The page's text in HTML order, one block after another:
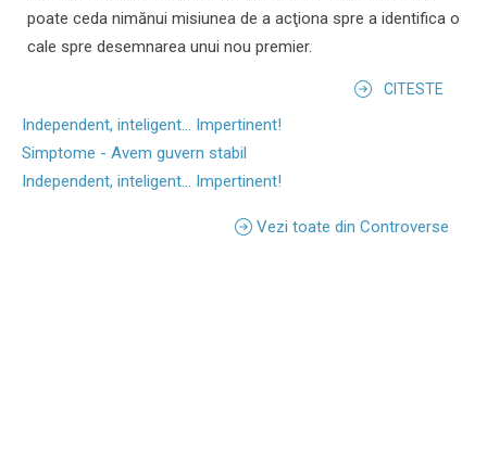
poate ceda nimănui misiunea de a acţiona spre a identifica o
cale spre desemnarea unui nou premier.
CITESTE
Independent, inteligent... Impertinent!
Simptome - Avem guvern stabil
Independent, inteligent... Impertinent!
Vezi toate din Controverse